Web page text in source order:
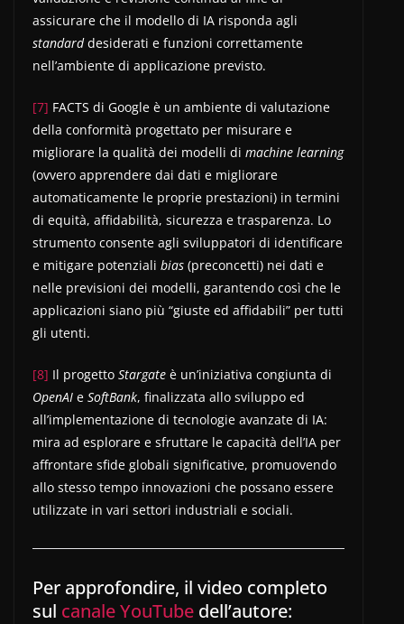
assicurare che il modello di IA risponda agli
standarddesiderati e funzioni correttamente
nell’ambiente di applicazione previsto.
[7] FACTS di Google è un ambiente di valutazione
della conformità progettato per misurare e
migliorare la qualità dei modelli di machine learning
(ovvero apprendere dai dati e migliorare
automaticamente le proprie prestazioni) in termini
di equità, affidabilità, sicurezza e trasparenza. Lo
strumento consente agli sviluppatori di identificare
e mitigare potenziali bias (preconcetti) nei dati e
nelle previsioni dei modelli, garantendo così che le
applicazioni siano più “giuste ed affidabili” per tutti
gli utenti.
[8] Il progetto Stargate è un’iniziativa congiunta di
OpenAI e SoftBank, finalizzata allo sviluppo ed
all’implementazione di tecnologie avanzate di IA:
mira ad esplorare e sfruttare le capacità dell’IA per
affrontare sfide globali significative, promuovendo
allo stesso tempo innovazioni che possano essere
utilizzate in vari settori industriali e sociali.
Per approfondire, il video completo
sul canale YouTube dell’autore: